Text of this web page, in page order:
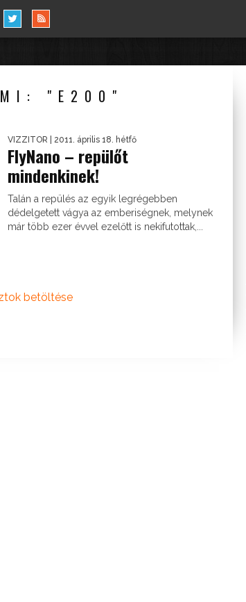
"E200"
VIZZITOR | 2011. április 18. hétfő
FlyNano – repülőt
mindenkinek!
Talán a repülés az egyik legrégebben
dédelgetett vágya az emberiségnek, melynek
már több ezer évvel ezelőtt is nekifutottak,...
betöltése